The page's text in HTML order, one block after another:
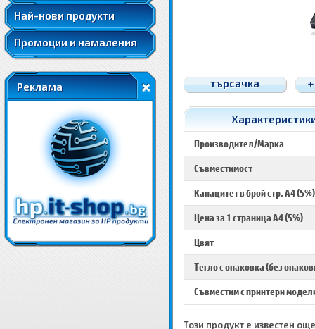
Най-нови продукти
Промоции и намаления
Реклама търсачка
Производител/Марка
Съвместимост
Капацитет в брой стр. A4 (5%)
Цена за 1 страница A4 (5%)
Цвят
Тегло с опаковка (без
Съвместим с принтери
Този продукт е известен